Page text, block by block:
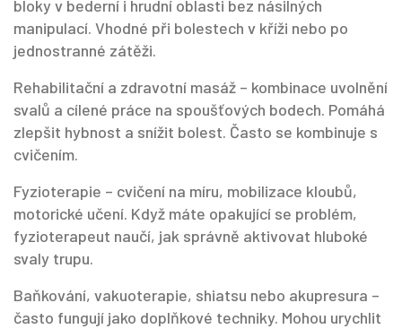
bloky v bederní i hrudní oblasti bez násilných
manipulací. Vhodné při bolestech v kříži nebo po
jednostranné zátěži.
Rehabilitační a zdravotní masáž – kombinace uvolnění
svalů a cílené práce na spoušťových bodech. Pomáhá
zlepšit hybnost a snížit bolest. Často se kombinuje s
cvičením.
Fyzioterapie – cvičení na míru, mobilizace kloubů,
motorické učení. Když máte opakující se problém,
fyzioterapeut naučí, jak správně aktivovat hluboké
svaly trupu.
Baňkování, vakuoterapie, shiatsu nebo akupresura –
často fungují jako doplňkové techniky. Mohou urychlit